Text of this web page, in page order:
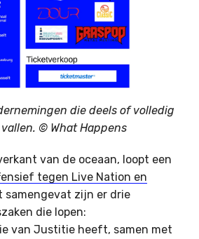
die deels of volledig
© What Happens
van de oceaan, loopt een
tegen Live Nation en
samengevat zijn er drie
die lopen:
van Justitie heeft, samen met